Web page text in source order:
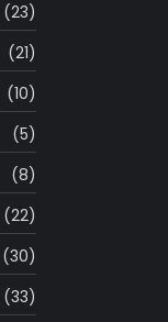
(23)
(21)
(10)
(5)
(8)
(22)
(30)
(33)